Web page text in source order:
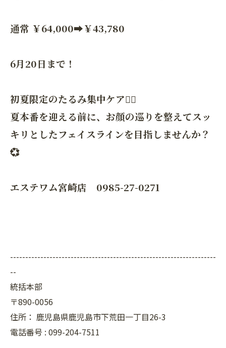
通常 ￥64,000➡￥43,780
6月20日まで！
初夏限定のたるみ集中ケア💆‍♀️
夏本番を迎える前に、お顔の巡りを整えてスッ
キリとしたフェイスラインを目指しませんか？
💞
エステワム宮崎店 0985-27-0271
--------------------------------------------------------------------
--
統括本部
〒890-0056
住所： 鹿児島県鹿児島市下荒田一丁目26-3
電話番号 : 099-204-7511